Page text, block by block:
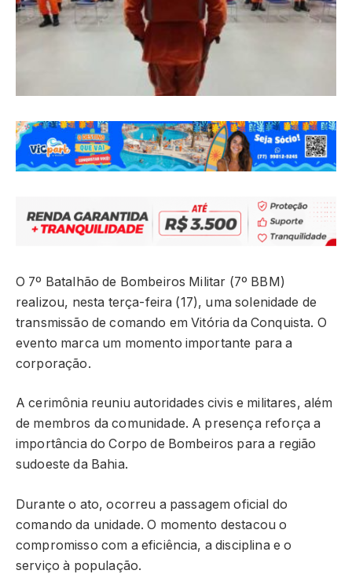
O 7º Batalhão de Bombeiros Militar (7º BBM)
realizou, nesta terça-feira (17), uma solenidade de
transmissão de comando em Vitória da Conquista. O
evento marca um momento importante para a
corporação.
A cerimônia reuniu autoridades civis e militares, além
de membros da comunidade. A presença reforça a
importância do Corpo de Bombeiros para a região
sudoeste da Bahia.
Durante o ato, ocorreu a passagem oficial do
comando da unidade. O momento destacou o
compromisso com a eficiência, a disciplina e o
serviço à população.